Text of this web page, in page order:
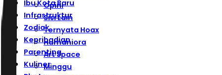
Ibu Kota Baru
Infrastruktur
Zodiak
Kepribadian
Parenting
Kuliner
Opini
Sisi Lain
Ternyata Hoax
Humaniora
Art Space
Minggu